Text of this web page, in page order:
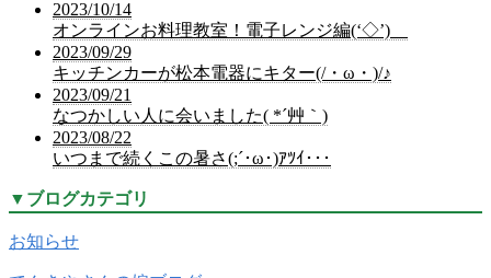
2023/10/14
オンラインお料理教室！電子レンジ編(‘◇’)ゞ
2023/09/29
キッチンカーが松本電器にキター(/・ω・)/♪
2023/09/21
なつかしい人に会いました( *´艸｀)
2023/08/22
いつまで続くこの暑さ(;´･ω･)ｱﾂｲ･･･
▼ ブログカテゴリ
お知らせ